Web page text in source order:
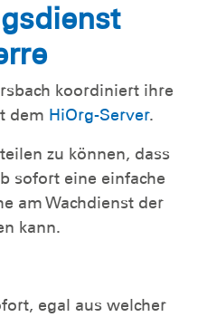
koordiniert ihre
dem HiOrg-Server.
zu können, dass
sofort eine einfache
am Wachdienst der
kann.
egal aus welcher